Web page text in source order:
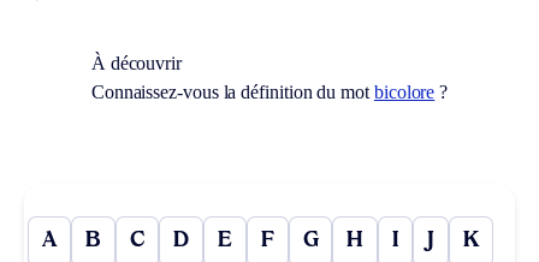
À découvrir
Connaissez-vous la définition du mot bicolore ?
A B C D E F G H I J K